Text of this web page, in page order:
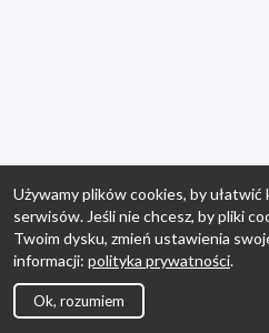
Używamy plików cookies, by ułatwić
serwisów. Jeśli nie chcesz, by pliki
Twoim dysku, zmień ustawienia
informacji: polityka prywatności.
Ok, rozumiem